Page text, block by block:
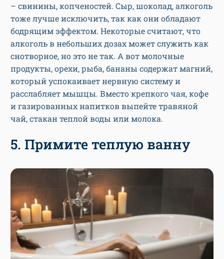
– свинины, копченостей. Сыр, шоколад, алкоголь
тоже лучше исключить, так как они обладают
бодрящим эффектом. Некоторые считают, что
алкоголь в небольших дозах может служить как
снотворное, но это не так. А вот молочные
продукты, орехи, рыба, бананы содержат магний,
который успокаивает нервную систему и
расслабляет мышцы. Вместо крепкого чая, кофе
и газированных напитков выпейте травяной
чай, стакан теплой воды или молока.
5. Примите теплую ванну